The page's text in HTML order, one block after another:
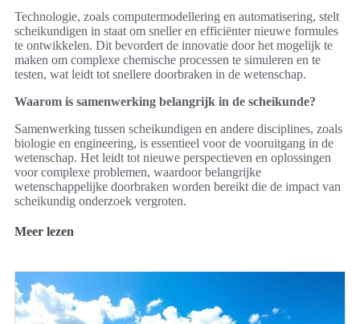
Technologie, zoals computermodellering en automatisering, stelt
scheikundigen in staat om sneller en efficiënter nieuwe formules
te ontwikkelen. Dit bevordert de innovatie door het mogelijk te
maken om complexe chemische processen te simuleren en te
testen, wat leidt tot snellere doorbraken in de wetenschap.
Waarom is samenwerking belangrijk in de scheikunde?
Samenwerking tussen scheikundigen en andere disciplines, zoals
biologie en engineering, is essentieel voor de vooruitgang in de
wetenschap. Het leidt tot nieuwe perspectieven en oplossingen
voor complexe problemen, waardoor belangrijke
wetenschappelijke doorbraken worden bereikt die de impact van
scheikundig onderzoek vergroten.
Meer lezen